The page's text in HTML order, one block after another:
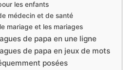
les enfants
médecin et de santé
mariage et les mariages
de papa en une ligne
de papa en jeux de mots
posées